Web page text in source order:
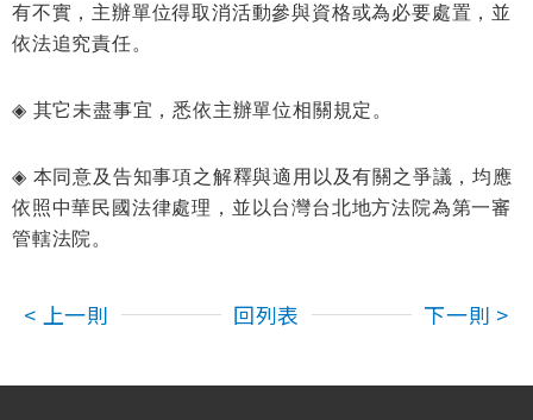
有不實，主辦單位得取消活動參與資格或為必要處置，並
依法追究責任。
◈ 其它未盡事宜，悉依主辦單位相關規定。
◈ 本同意及告知事項之解釋與適用以及有關之爭議，均應
依照中華民國法律處理，並以台灣台北地方法院為第一審
管轄法院。
< 上一則 回列表 下一則 >